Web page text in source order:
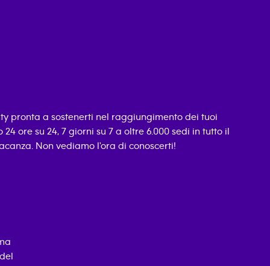
pronta a sostenerti nel raggiungimento dei tuoi
ore su 24, 7 giorni su 7 a oltre 6.000 sedi in tutto il
Non vediamo l'ora di conoscerti!